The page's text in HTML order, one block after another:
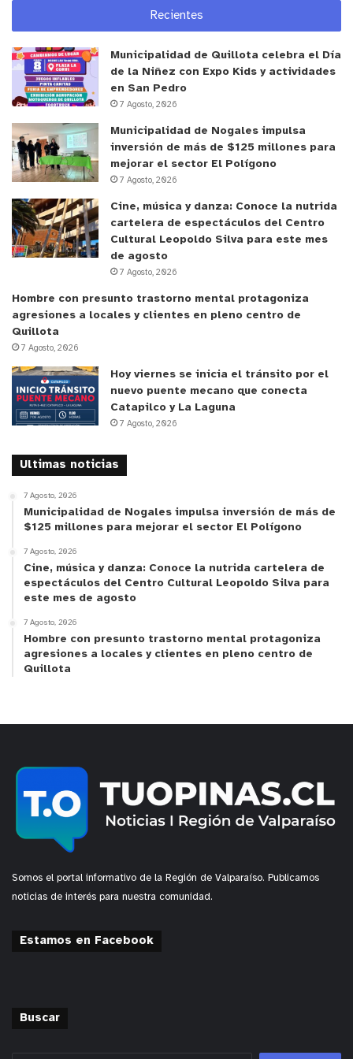
productos prioritarios a recuperar cierto
porcentaje de ellos una vez que dejen de ser
funcionales, prestando una gran ayuda para
cumplir con la normativa.
RESUR cuenta con Resolución Sanitaria de
Disposición Final, pues se entrega un certificado
de Disposición Final, es decir que el residuo fue
tratado de forma responsable.
y tú, ¿qué opinas?
Recientes
Municipalidad de Quillota celebra el Día
de la Niñez con Expo Kids y actividades
en San Pedro
7 Agosto, 2026
Municipalidad de Nogales impulsa
inversión de más de $125 millones para
mejorar el sector El Polígono
7 Agosto, 2026
Cine, música y danza: Conoce la nutrida
cartelera de espectáculos del Centro
Cultural Leopoldo Silva para este mes
de agosto
7 Agosto, 2026
Hombre con presunto trastorno mental protagoniza
agresiones a locales y clientes en pleno centro de
Quillota
7 Agosto, 2026
Hoy viernes se inicia el tránsito por el
nuevo puente mecano que conecta
Catapilco y La Laguna
7 Agosto, 2026
Ultimas noticias
7 Agosto, 2026
Municipalidad de Nogales impulsa inversión de más de
$125 millones para mejorar el sector El Polígono
7 Agosto, 2026
Cine, música y danza: Conoce la nutrida cartelera de
espectáculos del Centro Cultural Leopoldo Silva para
este mes de agosto
7 Agosto, 2026
Hombre con presunto trastorno mental protagoniza
agresiones a locales y clientes en pleno centro de
Quillota
Somos el portal informativo de la Región de Valparaíso. Publicamos
noticias de interés para nuestra comunidad.
Estamos en Facebook
Buscar